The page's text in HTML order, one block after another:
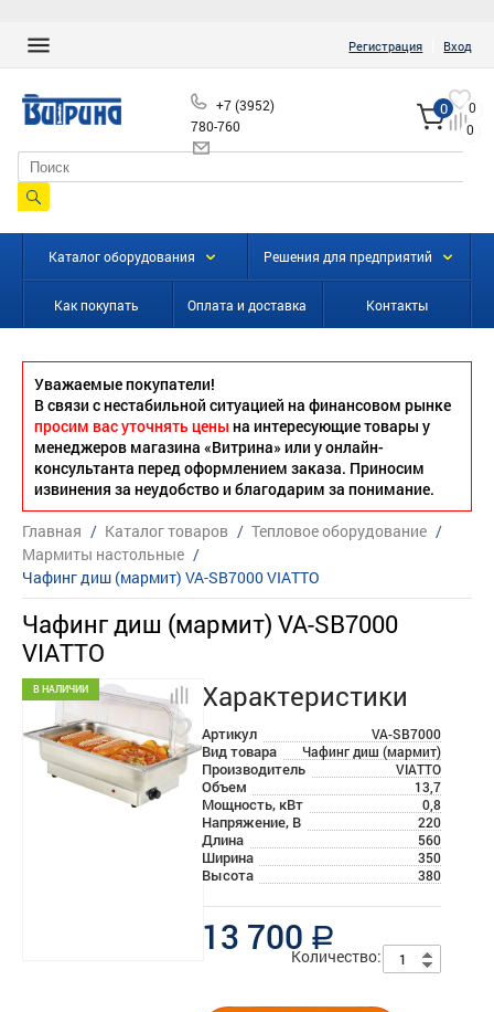
Регистрация Вход
+7 (3952)
780-760
0
0
0
Каталог оборудования Решения для предприятий
Как покупать Оплата и доставка Контакты
Уважаемые покупатели!
В связи с нестабильной ситуацией на финансовом рынке
просим вас уточнять цены на интересующие товары у
менеджеров магазина «Витрина» или у онлайн-
консультанта перед оформлением заказа. Приносим
извинения за неудобство и благодарим за понимание.
Главная / Каталог товаров / Тепловое оборудование /
Мармиты настольные /
Чафинг диш (мармит) VA-SB7000 VIATTO
Чафинг диш (мармит) VA-SB7000
VIATTO
Характеристики
Артикул VA-SB7000
Вид товара Чафинг диш (мармит)
Производитель VIATTO
Объем 13,7
Мощность, кВт 0,8
Напряжение, В 220
Длина 560
Ширина 350
Высота 380
В НАЛИЧИИ
13 700 a
Количество: